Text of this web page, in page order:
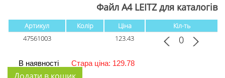
Файл А4 LEITZ для каталогів
Артикул Колір Ціна
Кіл-ть
47561003
123.43
В наявності Стара ціна: 129.78